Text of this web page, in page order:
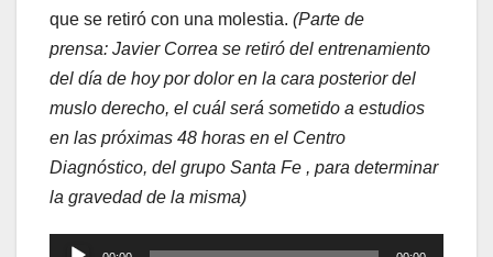
que se retiró con una molestia. (Parte de
prensa: Javier Correa se retiró del entrenamiento
del día de hoy por dolor en la cara posterior del
muslo derecho, el cuál será sometido a estudios
en las próximas 48 horas en el Centro
Diagnóstico, del grupo Santa Fe , para determinar
la gravedad de la misma)
Reproductor